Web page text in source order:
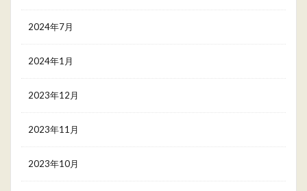
2024年7月
2024年1月
2023年12月
2023年11月
2023年10月